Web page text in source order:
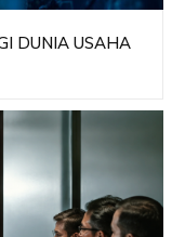
DUNIA USAHA